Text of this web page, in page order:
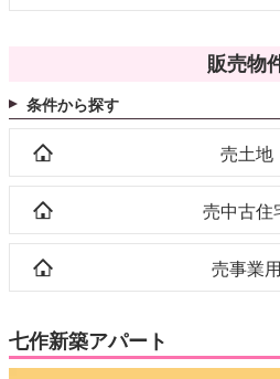
販売物
条件から探す
売土地
売中古住
売事業用
七作新築アパート